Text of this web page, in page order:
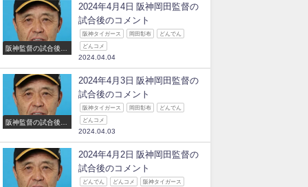
阪神監督の試合後の
2024年4月4日 阪神岡田監督の
試合後のコメント
阪神タイガース 岡田彰布 どんでん
どんコメ
2024.04.04
阪神監督の試合後の
2024年4月3日 阪神岡田監督の
試合後のコメント
阪神タイガース 岡田彰布 どんでん
どんコメ
2024.04.03
2024年4月2日 阪神岡田監督の
試合後のコメント
どんでん どんコメ 阪神タイガース